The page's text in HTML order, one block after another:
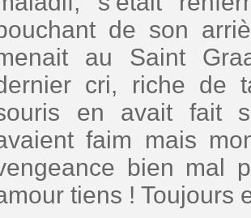
de son
au Saint
cri, riche de
en avait fait
faim mais
bien mal
tiens ! Toujours